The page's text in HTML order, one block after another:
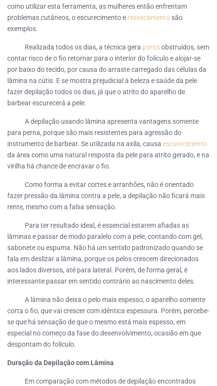
como utilizar esta ferramenta, as mulheres então enfrentam
problemas cutâneos, o escurecimento e ressecamento são
exemplos.
Realizada todos os dias, a técnica gera porosobstruídos, sem
contar risco de o fio retornar para o interior do folículo e alojar-se
por baixo do tecido, por causa do arraste carregado das células da
lâmina na cútis. E se mostra prejudicial à beleza e saúde da pele
fazer depilação todos os dias, já que o atrito do aparelho de
barbear escurecerá a pele.
A depilação usando lâmina apresenta vantagens somente
para perna, porque são mais resistentes para agressão do
instrumento de barbear. Se utilizada na axila, causa escurecimento
da área como uma natural resposta da pele para atrito gerado, e na
virilha há chance de encravar o fio.
Como forma a evitar cortes e arranhões, não é orientado
fazer pressão da lâmina contra a pele, a depilação não ficará mais
rente, mesmo com a falsa sensação.
Para ter resultado ideal, é essencial estarem afiadas as
lâminas e passar de modo paralelo com a pele, contando com gel,
sabonete ou espuma. Não há um sentido padronizado quando se
fala em deslizar a lâmina, porque os pelos crescem direcionados
aos lados diversos, até para lateral. Porém, de forma geral, é
interessante passar em sentido contrário ao nascimento deles.
A lâmina não deixa o pelo mais espesso, o aparelho somente
corta o fio, que vai crescer com idêntica espessura. Porém, percebe-
se que há sensação de que o mesmo está mais espesso, em
especial no começo da fase do desenvolvimento, ocasião em que
despontam do folículo.
Duração da Depilação com Lâmina
Em comparação com métodos de depilação encontrados